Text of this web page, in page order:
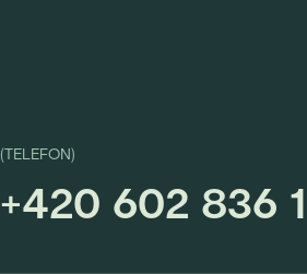
(TELEFON)
+420 602 836